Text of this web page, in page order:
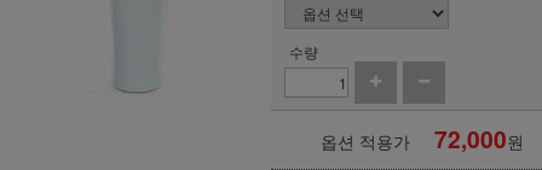
수량
옵션 적용가 72,000원